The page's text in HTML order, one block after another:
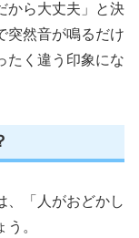
から大丈夫」と決
突然音が鳴るだけ
たく違う印象にな
、「人がおどかし
。